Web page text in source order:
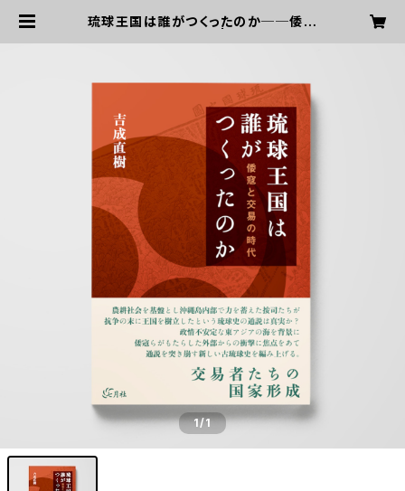
琉球王国は誰がつくったのか──倭寇
1/1